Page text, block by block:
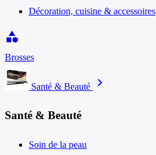
Décoration, cuisine & accessoires
category
Brosses
Santé & Beauté chevron_right
Santé & Beauté
Soin de la peau